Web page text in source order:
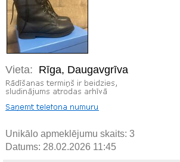
Vieta: Rīga, Daugavgrīva
Unikālo apmeklējumu skaits: 3
Datums: 28.02.2026 11:45